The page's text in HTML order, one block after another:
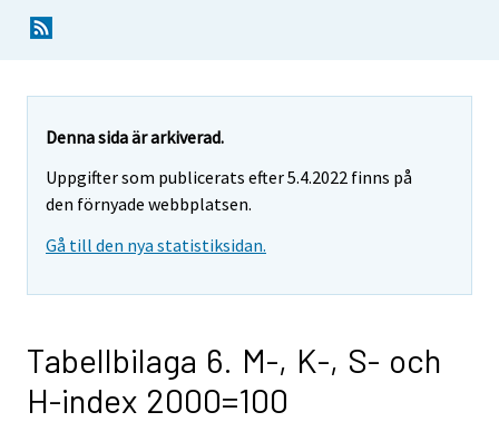
Denna sida är arkiverad.
Uppgifter som publicerats efter 5.4.2022 finns på
den förnyade webbplatsen.
Gå till den nya statistiksidan.
Tabellbilaga 6. M-, K-, S- och
H-index 2000=100